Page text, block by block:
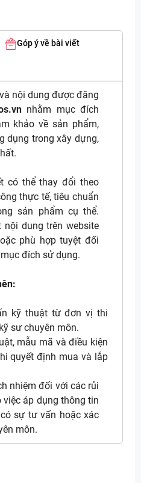
Góp ý về bài viết
nội dung được đăng
nhằm mục đích
khảo về sản phẩm,
dụng trong xây dựng,
có thể thay đổi theo
thực tế, tiêu chuẩn
sản phẩm cụ thể.
nội dung trên website
phù hợp tuyệt đối
đích sử dụng.
kỹ thuật từ đơn vị thi
sư chuyên môn.
mẫu mã và điều kiện
quyết định mua và lắp
nhiệm đối với các rủi
việc áp dụng thông tin
sự tư vấn hoặc xác
môn.